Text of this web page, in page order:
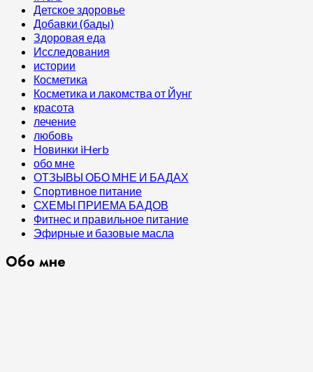
Детское здоровье
Добавки (бады)
Здоровая еда
Исследования
истории
Косметика
Косметика и лакомства от Йунг
красота
лечение
любовь
Новинки iHerb
обо мне
ОТЗЫВЫ ОБО МНЕ И БАДАХ
Спортивное питание
СХЕМЫ ПРИЕМА БАДОВ
Фитнес и правильное питание
Эфирные и базовые масла
Обо мне